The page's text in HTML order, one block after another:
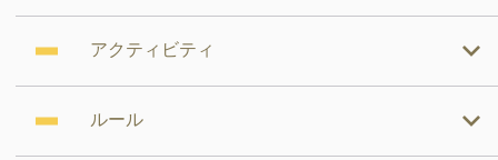
アクティビティ
ルール